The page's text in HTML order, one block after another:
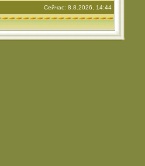
Сейчас: 8.8.2026, 14:44